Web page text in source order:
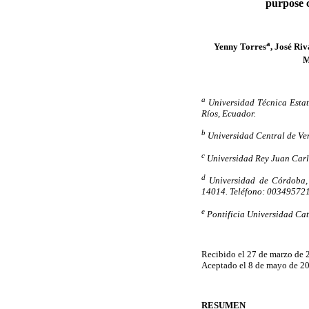
purpose
Yenny Torresa, José
a Universidad Técnica
Ríos, Ecuador.
b Universidad Central de
c Universidad Rey Juan
d Universidad de
14014. Teléfono:
e Pontificia Universidad
Recibido el 27 de marzo de
Aceptado el 8 de mayo de
RESUMEN